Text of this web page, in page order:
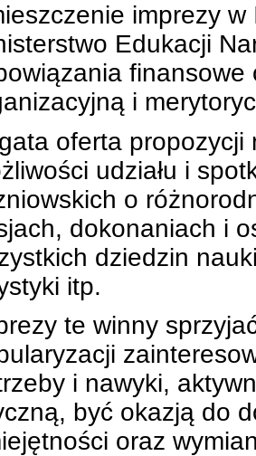
imprezy
Edukacji
i
oferta propozycji
udziału i
o
dokonaniach i
dziedzin
itp.
te winny
i nawyki,
być okazją do
oraz